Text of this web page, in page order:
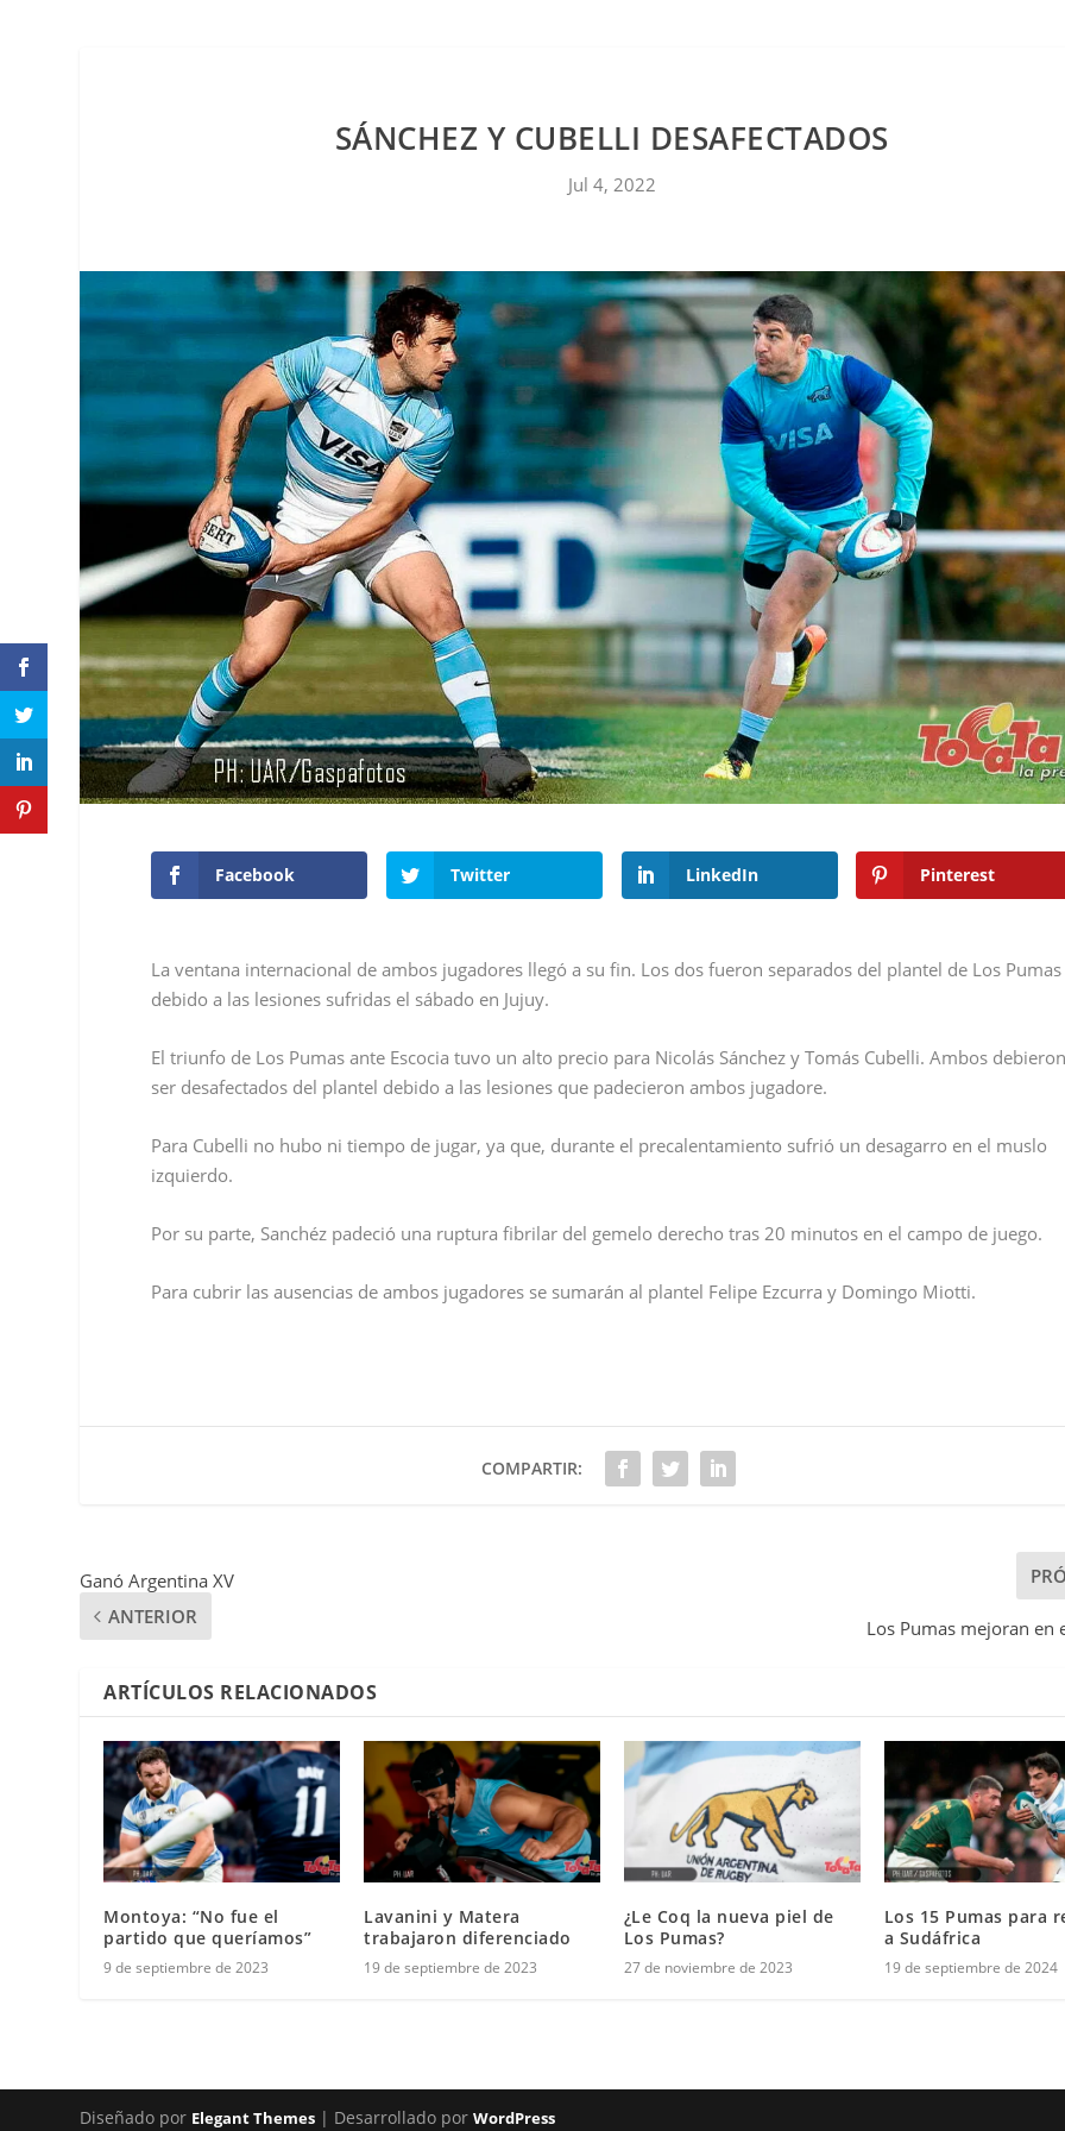
SÁNCHEZ Y CUBELLI DESAFECTADOS
Jul 4, 2022
Facebook Twitter LinkedIn Pinterest
La ventana internacional de ambos jugadores llegó a su fin. Los dos fueron separados del plantel de Los Pumas
debido a las lesiones sufridas el sábado en Jujuy.
El triunfo de Los Pumas ante Escocia tuvo un alto precio para Nicolás Sánchez y Tomás Cubelli. Ambos debieron
ser desafectados del plantel debido a las lesiones que padecieron ambos jugadore.
Para Cubelli no hubo ni tiempo de jugar, ya que, durante el precalentamiento sufrió un desagarro en el muslo
izquierdo.
Por su parte, Sanchéz padeció una ruptura fibrilar del gemelo derecho tras 20 minutos en el campo de juego.
Para cubrir las ausencias de ambos jugadores se sumarán al plantel Felipe Ezcurra y Domingo Miotti.
COMPARTIR:
Ganó Argentina XV
ANTERIOR
Los Pumas mejoran en
ARTÍCULOS RELACIONADOS
Montoya: “No fue el
partido que queríamos”
9 de septiembre de 2023
Lavanini y Matera
trabajaron diferenciado
19 de septiembre de 2023
¿Le Coq la nueva piel de
Los Pumas?
27 de noviembre de 2023
Los 15 Pumas para
a Sudáfrica
19 de septiembre de 2024
Diseñado por Elegant Themes | Desarrollado porWordPress